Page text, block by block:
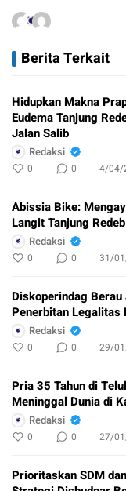
Berita Terkait
Hidupkan Makna
Eudema Tanjung
Jalan Salib
Redaksi
0 0 4/04/
Abissia Bike:
Langit Tanjung Redeb
Redaksi
0 0 31/
Diskoperindag
Penerbitan Legalitas
Redaksi
0 0 29/
Pria 35 Tahun di
Meninggal Dunia di
Redaksi
0 0 27/
Prioritaskan SDM